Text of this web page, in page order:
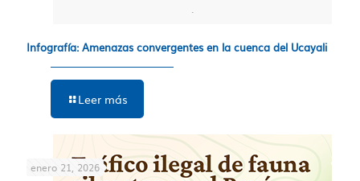
.
Infografía: Amenazas convergentes en la cuenca del Ucayali
Leer más
enero 21, 2026